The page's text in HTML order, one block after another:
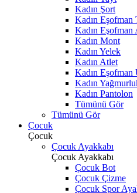
Kadın Şort
Kadın Eşofman
Kadın Eşofman
Kadın Mont
Kadın Yelek
Kadın Atlet
Kadın Eşofman
Kadın
Kadın Pantolon
Tümünü Gör
Tümünü Gör
Çocuk
Çocuk
Çocuk Ayakkabı
Çocuk Ayakkabı
Çocuk Bot
Çocuk Çizme
Çocuk Spor